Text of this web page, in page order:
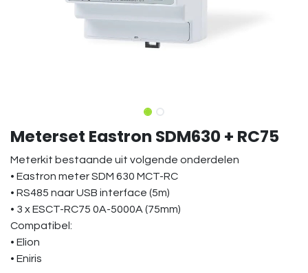
Meterset Eastron SDM630 + RC75
Meterkit bestaande uit volgende onderdelen
• Eastron meter SDM 630 MCT-RC
• RS485 naar USB interface (5m)
• 3 x ESCT-RC75 0A-5000A (75mm)
Compatibel:
• Elion
• Eniris